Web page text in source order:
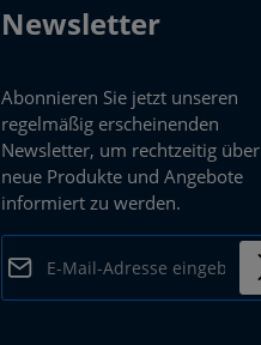
Newsletter
Abonnieren Sie jetzt unseren
regelmäßig erscheinenden
Newsletter, um rechtzeitig über
neue Produkte und Angebote
informiert zu werden.